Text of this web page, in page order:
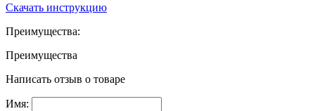
Скачать инструкцию
Преимущества:
Преимущества
Написать отзыв о товаре
Имя: